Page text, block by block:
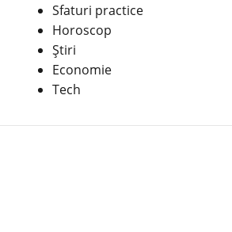
Sfaturi practice
Horoscop
Știri
Economie
Tech